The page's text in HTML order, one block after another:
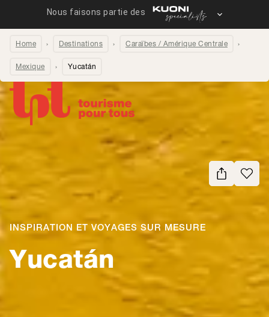
Home Destinations Caraïbes / Amérique Centrale
Mexique Yucatán
INSPIRATION ET VOYAGES SUR MESURE
Yucatán